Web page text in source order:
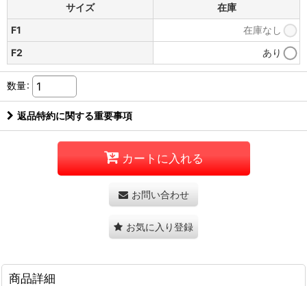
サイズ
在庫
F1
在庫なし
F2
あり
数量:
返品特約に関する重要事項
カートに入れる
お問い合わせ
お気に入り登録
商品詳細